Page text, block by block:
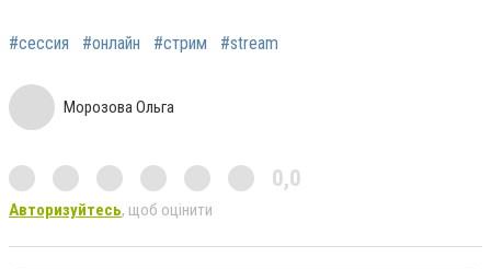
#сессия #онлайн #стрим #stream
Морозова Ольга
0,0
Авторизуйтесь, щоб оцінити